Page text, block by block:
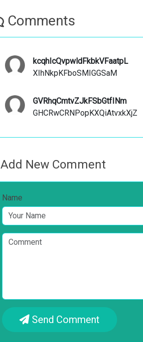
Comments
kcqhIcQvpwldFkbkVFaatpL
XIhNkpKFboSMIGGSaM
GVRhqCmtvZJkFSbGtfINm
GHCRwCRNPopKXQiAtvxkXjZ
Add New Comment
Name
Send Comment